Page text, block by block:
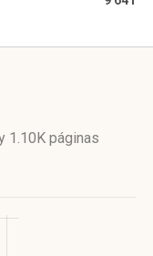
1.10K páginas